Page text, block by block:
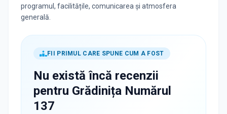
programul, facilitățile, comunicarea și atmosfera
generală.
FII PRIMUL CARE SPUNE CUM A FOST
Nu există încă recenzii
pentru Grădinița Numărul
137